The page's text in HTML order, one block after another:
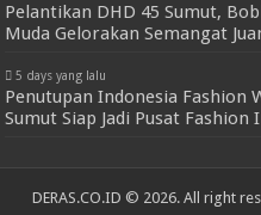
Pelantikan DHD 45 Sumut,
Muda Gelorakan Semangat
5 days yang lalu
Penutupan Indonesia Fashion
Sumut Siap Jadi Pusat
DERAS.CO.ID © 2026. All right